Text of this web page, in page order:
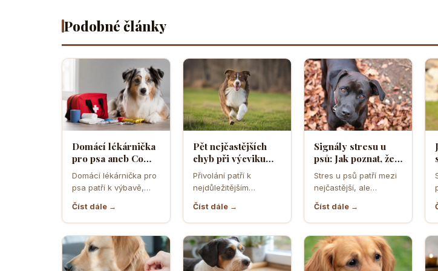
Podobné články
Domácí lékárnička
pro psa aneb Co
musíte mít po ruce
pro případ nouze
Domácí lékárnička pro
psa patří k výbavě,
rozhodující chvíli
ušetřit čas,…
Číst dále →
Pět nejčastějších
chyb při výcviku
přivolání které dělá
většina pejskařů
Přivolání patří k
nejdůležitějším
protože rozhoduje o
bezpečí, pohodě i o
tom,…
Číst dále →
Signály stresu u
psů: Jak poznat, že
se váš čtyřnohý
přítel necítí
komfortně
Stres u psů patří mezi
nejčastější, ale
nejpodceňovanější
problémy každodenní
péče. Může se…
Číst dále →